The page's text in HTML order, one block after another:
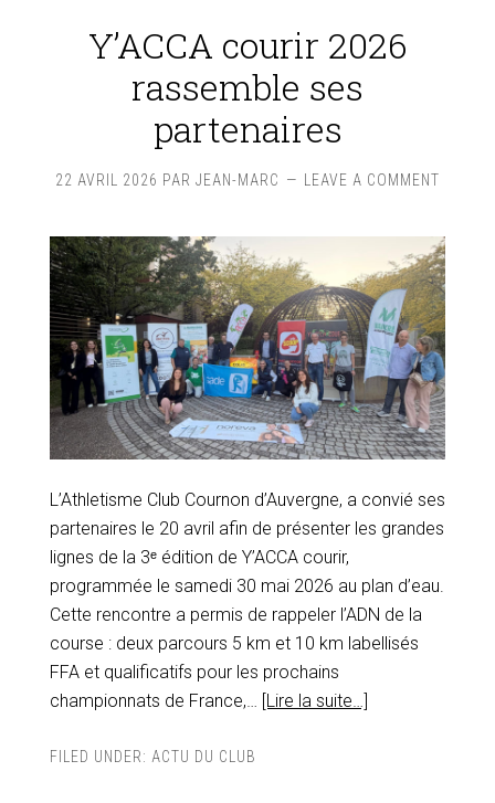
Y’ACCA courir 2026
rassemble ses
partenaires
22 AVRIL 2026 PAR JEAN-MARC LEAVE A COMMENT
L’Athletisme Club Cournon d’Auvergne, a convié ses
partenaires le 20 avril afin de présenter les grandes
lignes de la 3ᵉ édition de Y’ACCA courir,
programmée le samedi 30 mai 2026 au plan d’eau.
Cette rencontre a permis de rappeler l’ADN de la
course : deux parcours 5 km et 10 km labellisés
FFA et qualificatifs pour les prochains
championnats de France,…
[Lire la suite…]
FILED UNDER: ACTU DU CLUB